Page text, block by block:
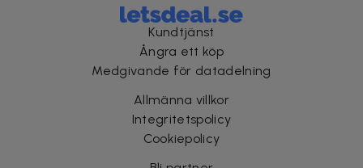
Kundtjänst
Ångra ett köp
Medgivande för datadelning
Allmänna villkor
Integritetspolicy
Cookiepolicy